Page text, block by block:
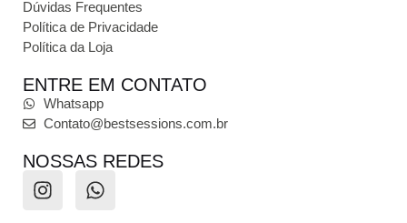
Dúvidas Frequentes
Política de Privacidade
Política da Loja
ENTRE EM CONTATO
Whatsapp
Contato@bestsessions.com.br
NOSSAS REDES